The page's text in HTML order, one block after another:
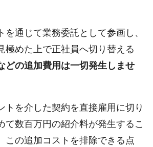
通じて業務委託として参画し、
極めた上で正社員へ切り替える
どの追加費用は一切発生しませ
トを介した契約を直接雇用に切り
て数百万円の紹介料が発生するこ
この追加コストを排除できる点